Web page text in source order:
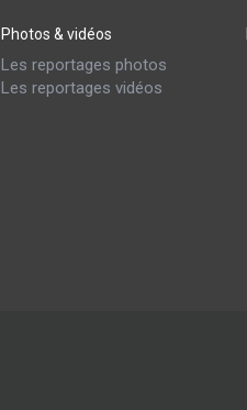
Photos & vidéos
Les reportages photos
Les reportages vidéos